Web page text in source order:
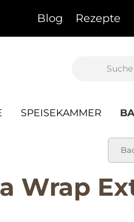
Blog Rezepte
SPEISEKAMMER
Wrap